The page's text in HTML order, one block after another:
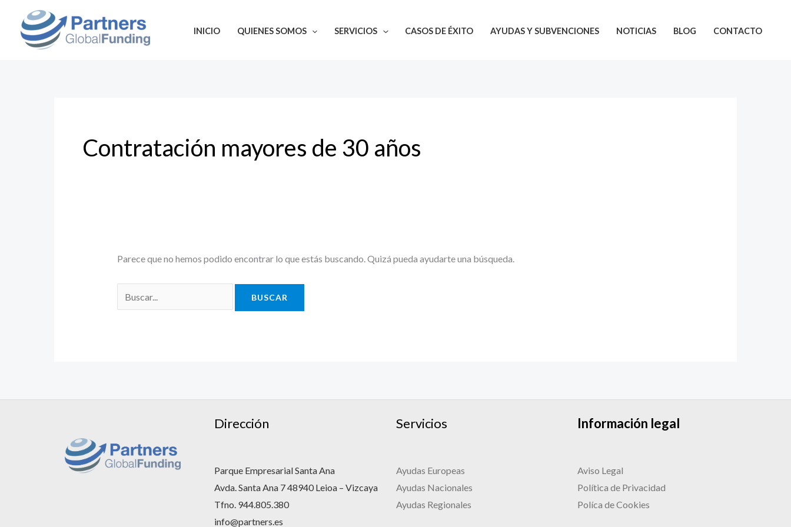
contenido
INICIO QUIENES SOMOS SERVICIOS CASOS DE ÉXITO AYUDAS Y SUBVENCIONES NOTICIAS BLOG CONTACTO
Contratación mayores de 30 años
Parece que no hemos podido encontrar lo que estás buscando. Quizá pueda ayudarte una búsqueda.
por:
Dirección
Parque Empresarial Santa Ana
Avda. Santa Ana 7 48940 Leioa – Vizcaya
Tfno. 944.805.380
info@partners.es
Servicios
Ayudas Europeas
Ayudas Nacionales
Ayudas Regionales
Información legal
Aviso Legal
Política de Privacidad
Políca de Cookies